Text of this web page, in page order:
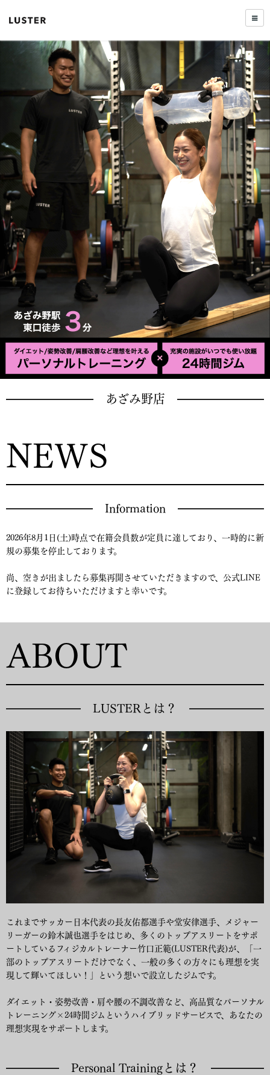
あざみ野店
NEWS
Information
2026年8月1日(土)時点で在籍会員数が定員に達しており、一時的に新
規の募集を停止しております。
尚、空きが出ましたら募集再開させていただきますので、公式LINE
に登録してお待ちいただけますと幸いです。
ABOUT
LUSTERとは？
これまでサッカー日本代表の長友佑都選手や堂安律選手、メジャー
リーガーの鈴木誠也選手をはじめ、多くのトップアスリートをサポ
ートしているフィジカルトレーナー竹口正範(LUSTER代表)が、「一
部のトップアスリートだけでなく、一般の多くの方々にも理想を実
現して輝いてほしい！」という想いで設立したジムです。
ダイエット・姿勢改善・肩や腰の不調改善など、高品質なパーソナル
トレーニング×24時間ジムというハイブリッドサービスで、あなたの
理想実現をサポートします。
Personal Trainingとは？